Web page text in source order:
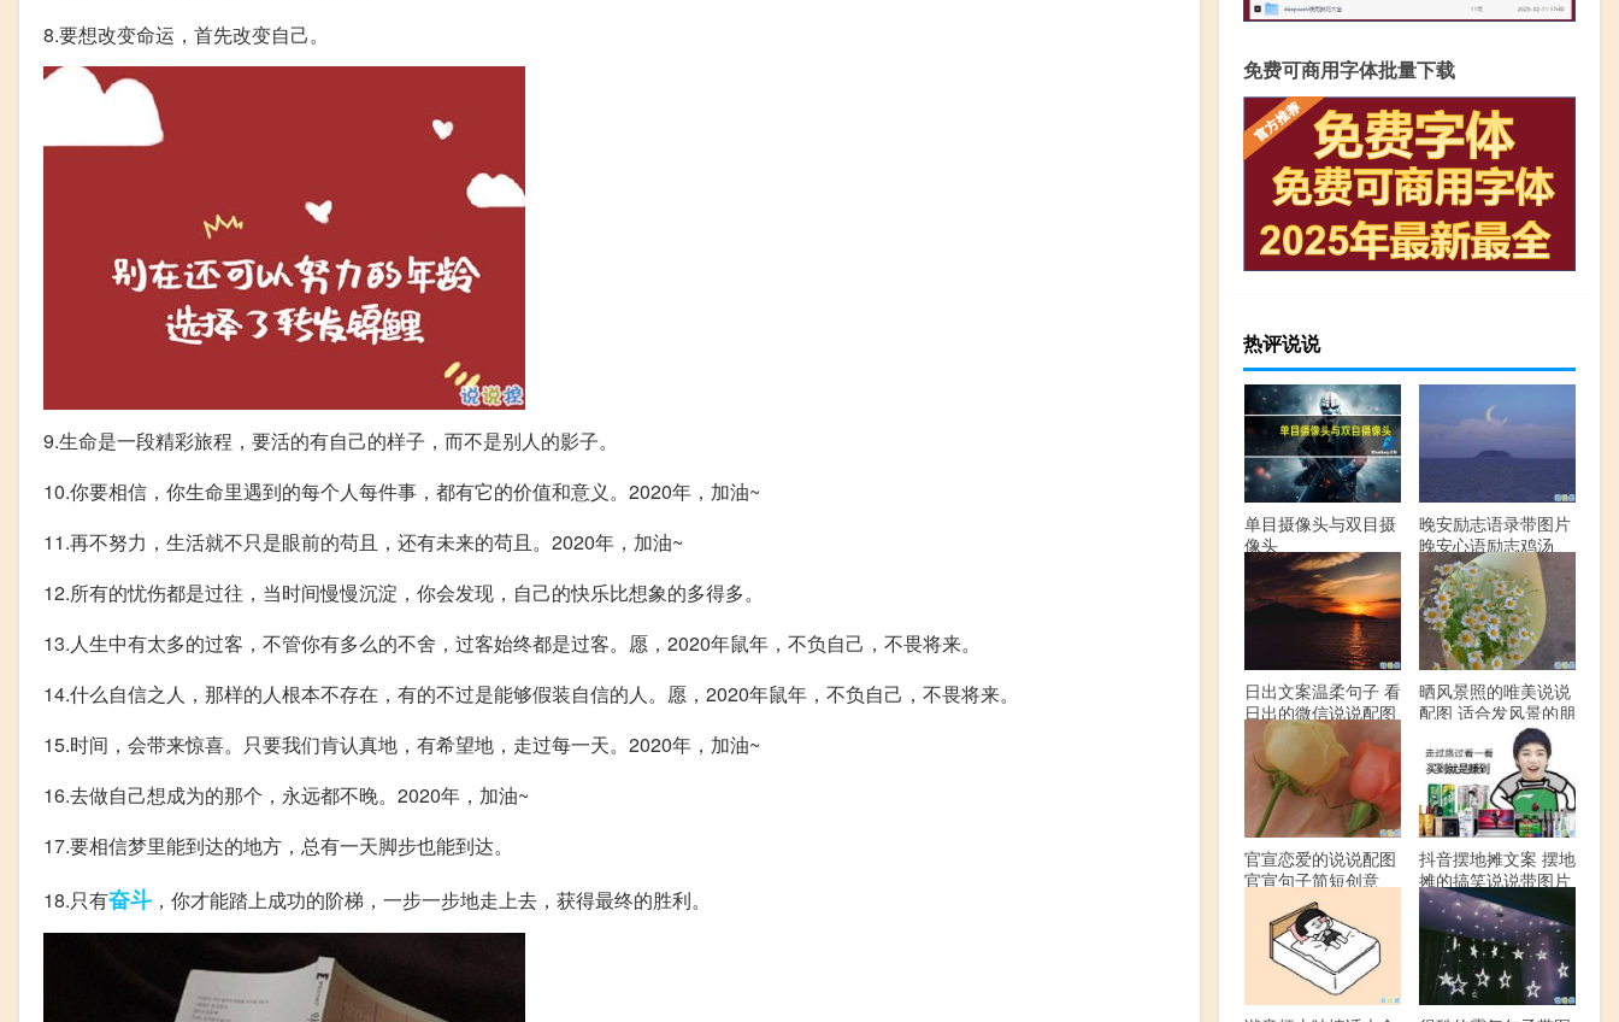
8.要想改变命运，首先改变自己。
9.生命是一段精彩旅程，要活的有自己的样子，而不是别人的影子。
10.你要相信，你生命里遇到的每个人每件事，都有它的价值和意义。2020年，加油~
11.再不努力，生活就不只是眼前的苟且，还有未来的苟且。2020年，加油~
12.所有的忧伤都是过往，当时间慢慢沉淀，你会发现，自己的快乐比想象的多得多。
13.人生中有太多的过客，不管你有多么的不舍，过客始终都是过客。愿，2020年鼠年，不负自己，不畏将来。
14.什么自信之人，那样的人根本不存在，有的不过是能够假装自信的人。愿，2020年鼠年，不负自己，不畏将来。
15.时间，会带来惊喜。只要我们肯认真地，有希望地，走过每一天。2020年，加油~
16.去做自己想成为的那个，永远都不晚。2020年，加油~
17.要相信梦里能到达的地方，总有一天脚步也能到达。
18.只有奋斗 ，你才能踏上成功的阶梯，一步一步地走上去，获得最终的胜利。
免费可商用字体批量下载
热评说说
单目摄像头与双目摄
像头
晚安励志语录带图片
晚安心语励志鸡汤
日出文案温柔句子 看
日出的微信说说配图
晒风景照的唯美说说
配图 适合发风景的朋
官宣恋爱的说说配图
官宣句子简短创意
抖音摆地摊文案 摆地
摊的搞笑说说带图片